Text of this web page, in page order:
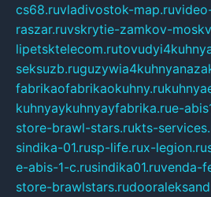
cs68.ruvladivostok-map.ru
raszar.ruvskrytie-zamkov-
lipetsktelecom.ru
seksuzb.ru
fabrikaofabrikaokuhny.ru
kuhnyaykuhnyayfabrika.rue-
store-brawl-stars.rukts-
sindika-01.rusp-life.rux-legion.ru
e-abis-1-c.rusindika01.ruvenda-
store-brawlstars.ru